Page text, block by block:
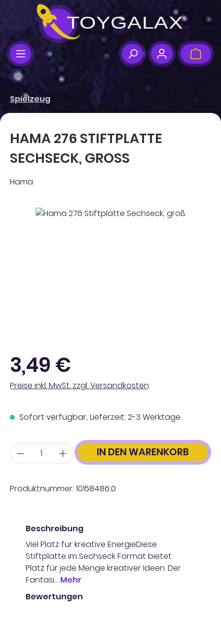
Zum Hauptinhalt springen
Spielzeug
HAMA 276 STIFTPLATTE
SECHSECK, GROSS
Hama
Bildergalerie überspringen
Regulärer Preis:
3,49 €
Preise inkl. MwSt. zzgl. Versandkosten
Sofort verfügbar, Lieferzeit: 2-3 Werktage
Anzahl IN DEN WARENKORB
Produktnummer: 10158486;0
Beschreibung
Viel Platz für kreative EnergieDiese
Stiftplatte im Sechseck Format bietet
Platz für jede Menge kreativer Ideen. Der
Fantasi… Mehr
Bewertungen